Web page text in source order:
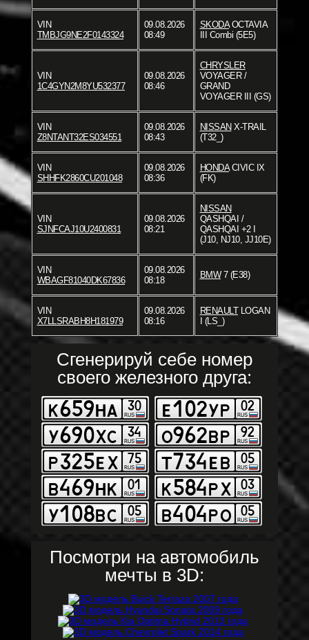
VIN
TMBJG9NE2F0143324
09.08.2026
08:49
SKODAOCTAVIA
III Combi (5E5)
VIN
1C4GYN2M8YU532377
09.08.2026
08:46
CHRYSLER
VOYAGER /
GRAND
VOYAGER III (GS)
VIN
Z8NTANT32ES034551
09.08.2026
08:43
NISSAN X-TRAIL
(T32_)
VIN
SHHFK2860CU201048
09.08.2026
08:36
HONDACIVIC IX
(FK)
VIN
SJNFCAJ10U2400831
09.08.2026
08:21
NISSAN
QASHQAI /
QASHQAI +2 I
(J10, NJ10, JJ10E)
VIN
WBAGF81040DK67836
09.08.2026
08:18
BMW7 (E38)
VIN
X7LLSRABH8H181979
09.08.2026
08:16
RENAULTLOGAN
I (LS_)
Сгенерируй себе номер
своего железного друга:
Посмотри на автомобиль
мечты в 3D: